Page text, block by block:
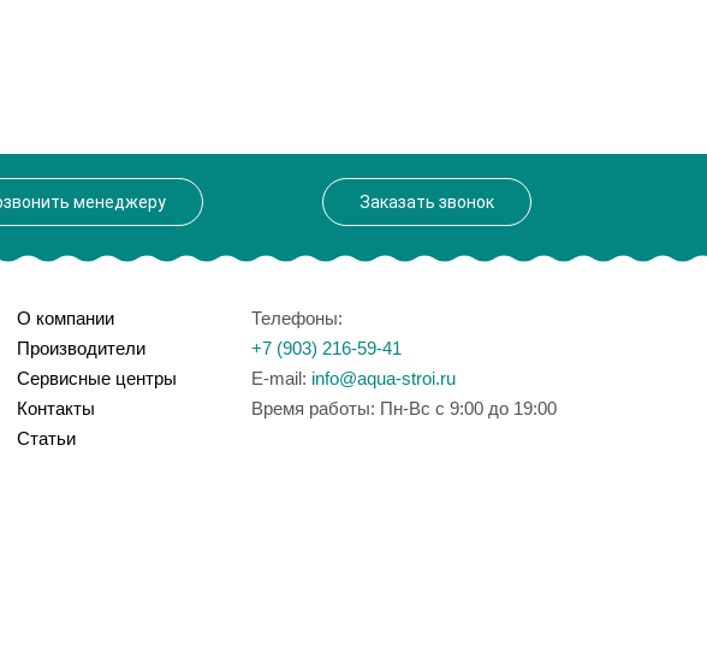
менеджеру Заказать звонок
О компании
Производители
Сервисные центры
Контакты
Статьи
Телефоны:
+7 (903) 216-59-41
E-mail: info@aqua-stroi.ru
Время работы: Пн-Вс с 9:00 до 19:00